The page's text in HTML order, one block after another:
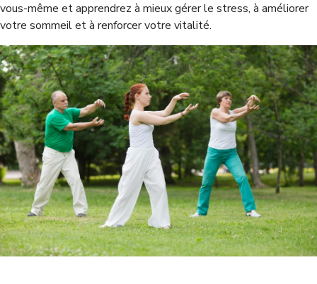
vous-même et apprendrez à mieux gérer le stress, à améliorer
votre sommeil et à renforcer votre vitalité.